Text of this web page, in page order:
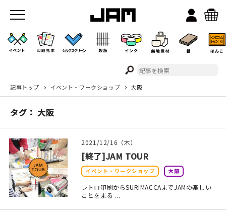
JAMのこと
お店/ワークスペース
イベント
記事トップ イベント・ワークショップ 大阪
タグ： 大阪
2021/12/16（木）
[終了]JAM TOUR
イベント・ワークショップ 大阪
レトロ印刷からSURIMACCAまでJAMの楽しい
ことをまる ...